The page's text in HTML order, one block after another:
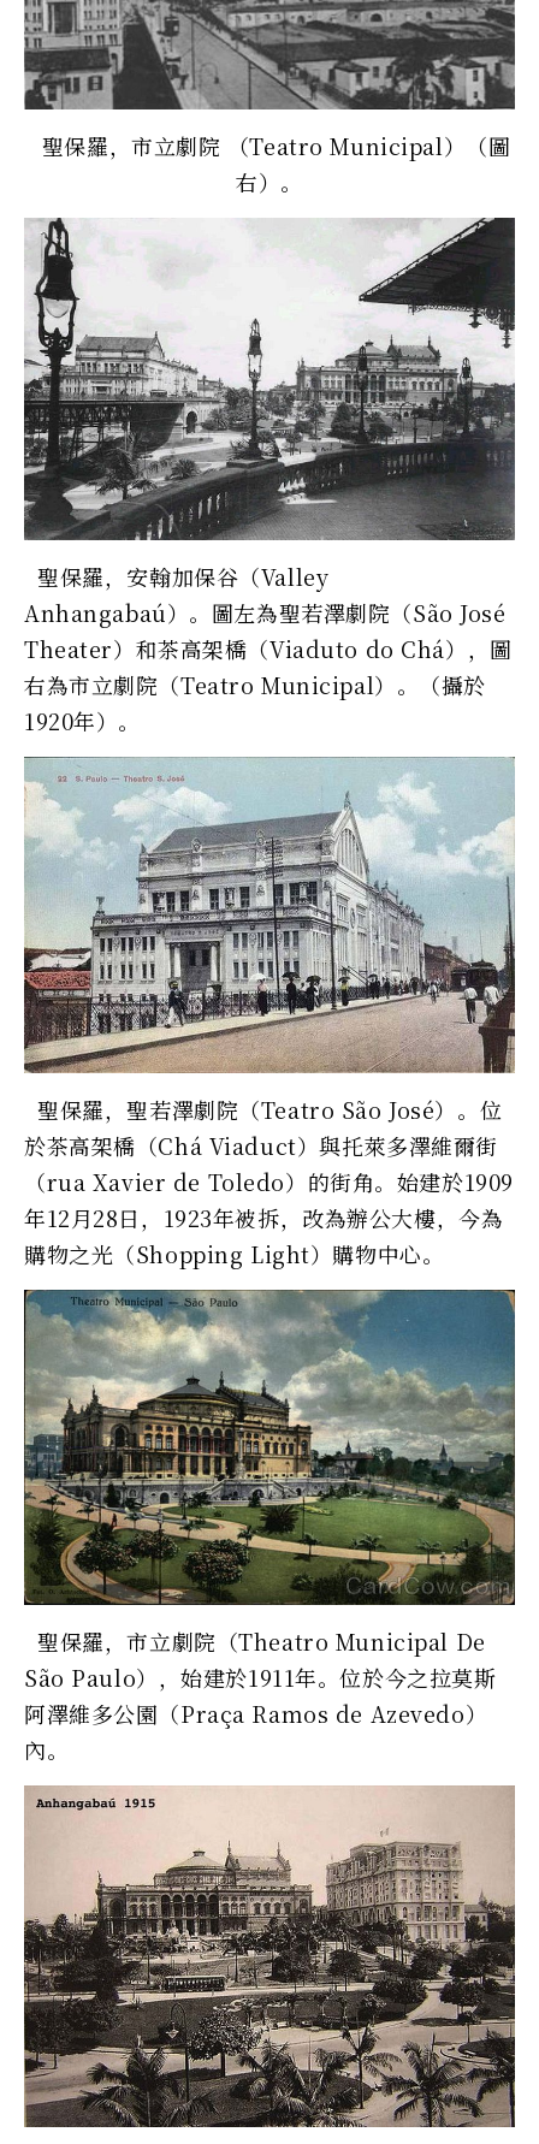
聖保羅，市立劇院 （Teatro Municipal）（圖
右）。
聖保羅，安翰加保谷（Valley
Anhangabaú）。圖左為聖若澤劇院（São José
Theater）和茶高架橋（Viaduto do Chá），圖
右為市立劇院（Teatro Municipal）。（攝於
1920年）。
聖保羅，聖若澤劇院（Teatro São José）。位
於茶高架橋（Chá Viaduct）與托萊多澤維爾街
（rua Xavier de Toledo）的街角。始建於1909
年12月28日，1923年被拆，改為辦公大樓，今為
購物之光（Shopping Light）購物中心。
聖保羅，市立劇院（Theatro Municipal De
São Paulo），始建於1911年。位於今之拉莫斯
阿澤維多公園（Praça Ramos de Azevedo）
內。